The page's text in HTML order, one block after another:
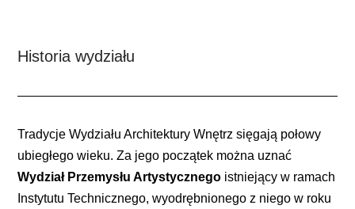
Historia wydziału
Tradycje Wydziału Architektury Wnętrz sięgają połowy
ubiegłego wieku. Za jego początek można uznać
Wydział Przemysłu Artystycznego istniejący w ramach
Instytutu Technicznego, wyodrębnionego z niego w roku